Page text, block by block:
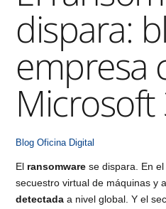
dispara:
empresa
Microsoft
Blog Oficina Digital
El ransomware se dispara. En
secuestro virtual de máquinas y
detectada a nivel global. Y el